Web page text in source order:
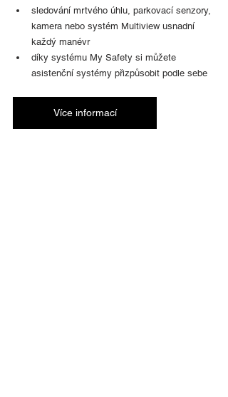
sledování mrtvého úhlu, parkovací senzory,
kamera nebo systém Multiview usnadní
každý manévr
díky systému My Safety si můžete
asistenční systémy přizpůsobit podle sebe
Více informací